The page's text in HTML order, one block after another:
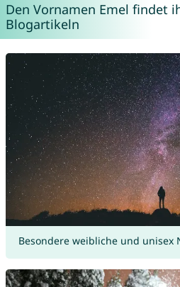
Den Vornamen Emel findet
Blogartikeln
Besondere weibliche und unisex